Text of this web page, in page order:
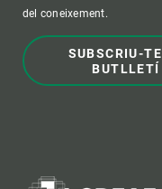
del coneixement.
SUBSCRIU-
BUTLLETÍ